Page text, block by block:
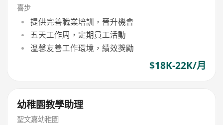
喜步
提供完善職業培訓，晉升機會
五天工作周，定期員工活動
溫馨友善工作環境，績效獎勵
$18K-22K/月
幼稚園教學助理
聖文嘉幼稚園